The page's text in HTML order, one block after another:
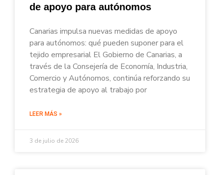
de apoyo para autónomos
Canarias impulsa nuevas medidas de apoyo
para autónomos: qué pueden suponer para el
tejido empresarial El Gobierno de Canarias, a
través de la Consejería de Economía, Industria,
Comercio y Autónomos, continúa reforzando su
estrategia de apoyo al trabajo por
LEER MÁS »
3 de julio de 2026